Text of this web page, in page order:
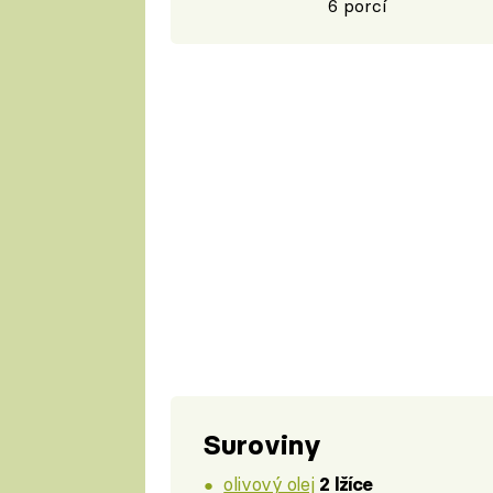
6 porcí
Suroviny
olivový olej 2 lžíce